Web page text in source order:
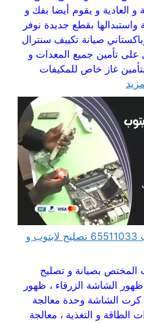
و العادية و يقوم أيضا بفك و
واستبدالها بقطع جديدة نوفر
صيانة تكييف سنترال
على تأمين جميع المعدات و
بتأمين غاز خاص للمكيفات
مهندس كمبيوتر النويصيب 65511033 تصليح لابتوب و
المختص بصيانة و تصليح
الشاشة الزرقاء ، ظهور
كرت الشاشة وحدة معالجة
و التغذية ، معالجة